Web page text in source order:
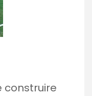
construire